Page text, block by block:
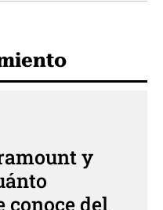
y
conoce del